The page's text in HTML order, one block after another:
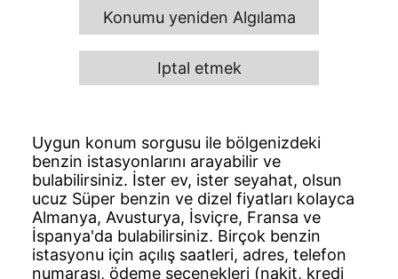
Konumu yeniden Algılama
Iptal etmek
Uygun konum sorgusu ile bölgenizdeki
benzin istasyonlarını arayabilir ve
bulabilirsiniz. İster ev, ister seyahat, olsun
ucuz Süper benzin ve dizel fiyatları kolayca
Almanya, Avusturya, İsviçre, Fransa ve
İspanya'da bulabilirsiniz. Birçok benzin
istasyonu için açılış saatleri, adres, telefon
numarası, ödeme seçenekleri (nakit, kredi